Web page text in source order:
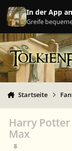
Zu Inhalt springen
In der App
Greife
Startseite
Harry Potter
Max